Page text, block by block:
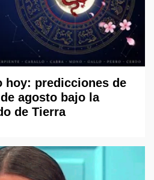
hoy: predicciones de
agosto bajo la
de Tierra